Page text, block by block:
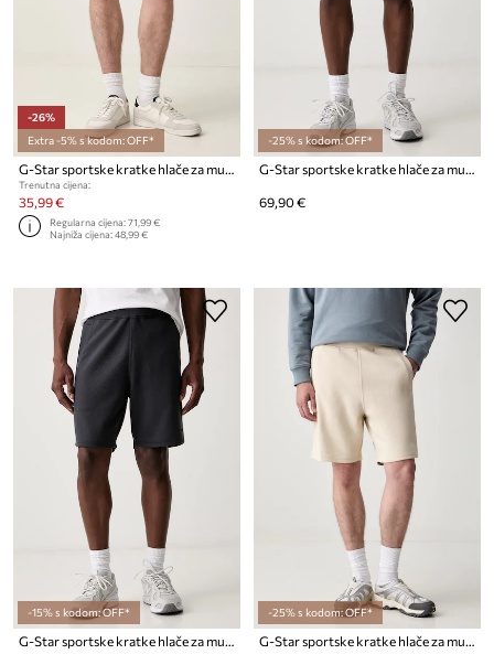
-26%
Extra -5% s kodom: OFF*
G-Star sportske kratke hlače za muškarce Premium core sw
Trenutna cijena:
35,99 €
Regularna cijena:71,99 €
Najniža cijena:48,99 €
-25% s kodom: OFF*
G-Star sportske kratke hlače za muškarce Premium core sw
69,90 €
-15% s kodom: OFF* -25% s kodom: OFF*